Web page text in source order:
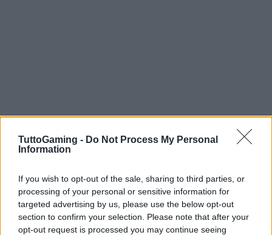
TuttoGaming - Do Not Process My Personal
Information
If you wish to opt-out of the sale, sharing to third parties, or
processing of your personal or sensitive information for
targeted advertising by us, please use the below opt-out
section to confirm your selection. Please note that after your
opt-out request is processed you may continue seeing
In conclusione, la Stagione 3 di Marvel Rivals